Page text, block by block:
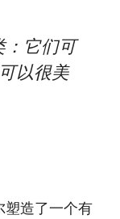
：它们可
以很美
塑造了一个有